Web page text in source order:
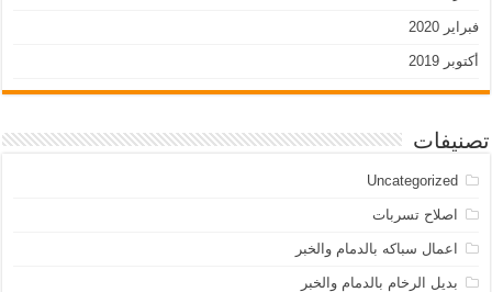
فبراير 2020
أكتوبر 2019
تصنيفات
Uncategorized
اصلاح تسربات
اعمال سباكه بالدمام والخبر
بديل الرخام بالدمام والخبر